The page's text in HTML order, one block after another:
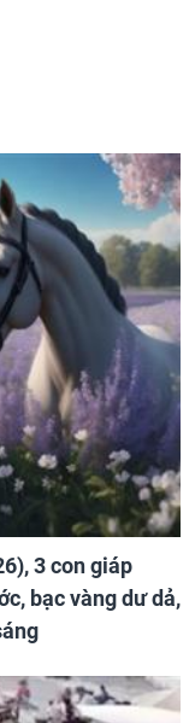
3 con giáp
bạc vàng dư dả,